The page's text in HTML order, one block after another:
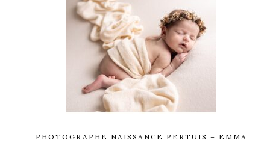
PHOTOGRAPHE NAISSANCE PERTUIS – EMMA